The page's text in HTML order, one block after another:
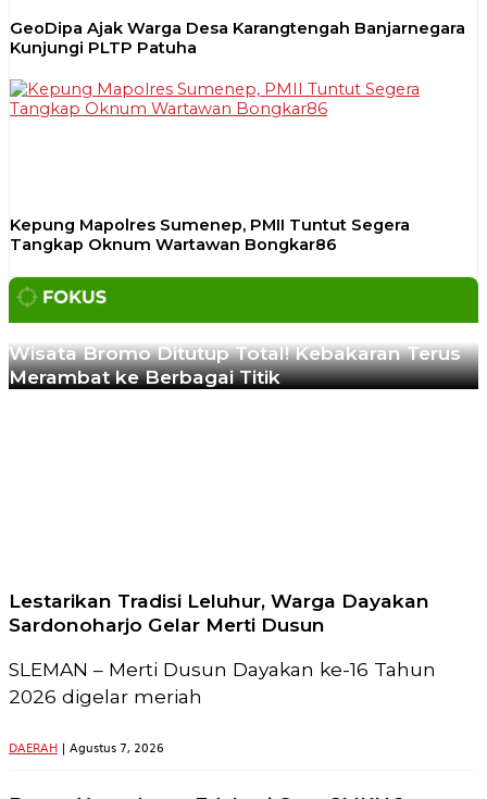
GeoDipa Ajak Warga Desa Karangtengah Banjarnegara
Kunjungi PLTP Patuha
Kepung Mapolres Sumenep, PMII Tuntut Segera
Tangkap Oknum Wartawan Bongkar86
Previous
Next
Wisata Bromo Ditutup Total! Kebakaran Terus
Merambat ke Berbagai Titik
Lestarikan Tradisi Leluhur, Warga Dayakan
Sardonoharjo Gelar Merti Dusun
SLEMAN – Merti Dusun Dayakan ke-16 Tahun
2026 digelar meriah
DAERAH | Agustus 7, 2026